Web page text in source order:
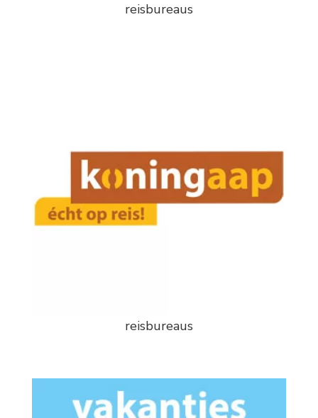
reisbureaus
reisbureaus